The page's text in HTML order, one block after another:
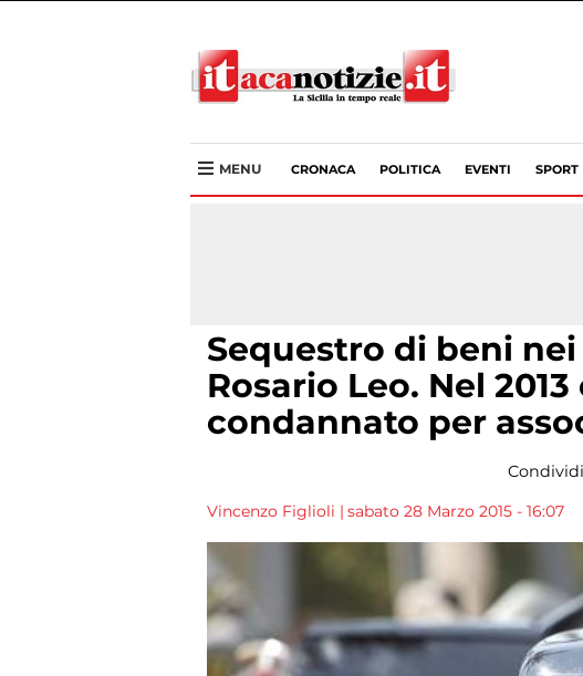
MENU CRONACA POLITICA EVENTI SPORT
Sequestro di beni
Rosario Leo. Nel
condannato per
Vincenzo Figlioli | sabato 28 Marzo 2015 - 16:07